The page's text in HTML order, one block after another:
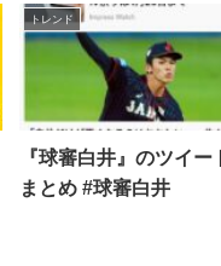
トレンド
『球審白井』のツイー
まとめ #球審白井